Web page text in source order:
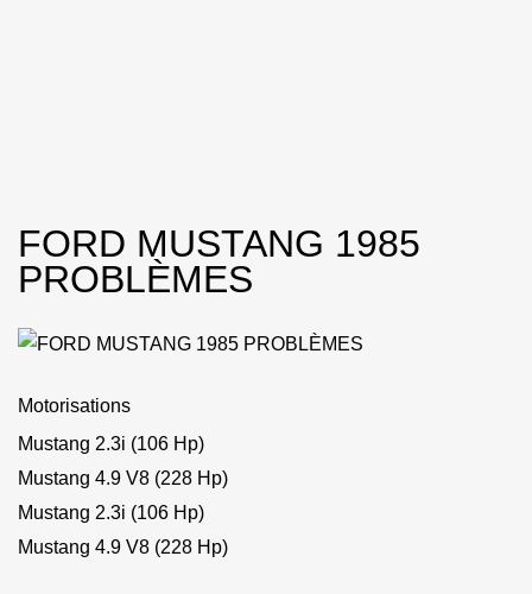
FORD MUSTANG 1985
PROBLÈMES
Motorisations
Mustang 2.3i (106 Hp)
Mustang 4.9 V8 (228 Hp)
Mustang 2.3i (106 Hp)
Mustang 4.9 V8 (228 Hp)